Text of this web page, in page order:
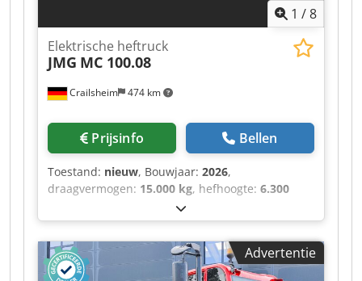
1 /8
Crailsheim 474 km
Elektrische heftruck
JMG MC 100.08
Prijsinfo Bellen
Toestand: nieuw, Bouwjaar: 2026,
draagvermogen: 15.000 kg, hefhoogte: 6.300
6.430 mm
heftruck JMG MC 100.08 Cjdeztgmzspfx Aizerf
Aandrijving: elektrisch Bouwjaar: 2026 Hefhoogte
(mm): 6.300 Draagvermogen (kg): 15.000Advertentie